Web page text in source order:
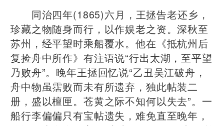
同治四年(1865)六月，王拯告老还乡，
珍藏之物随身而行，以作娱老之资。深秋至
苏州，经平望时乘船覆水。他在《抵杭州后
复捡舟中所作》有注语说“行出太湖，至平望
乃败舟”。晚年王拯回忆说“乙丑吴江破舟，
舟中物虽霑败而未有所遗弃，独此帖装二
册，盛以檀匣。苍黄之际不知何以失去”。一
船行李偏偏只有宝帖遗失，难免直至晚年，